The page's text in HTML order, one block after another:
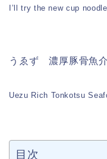
I’ll try the new cup
うゑず 濃厚豚骨魚介
Uezu Rich Tonkotsu
目次